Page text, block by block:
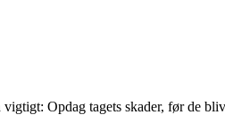
vigtigt: Opdag tagets skader, før de